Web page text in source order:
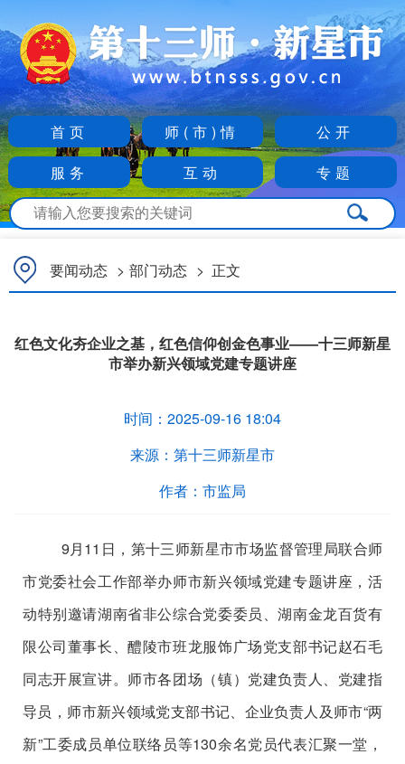
首页 师(市)情
公开
服务
互动 专题
要闻动态 > 部门动态 > 正文
红色文化夯企业之基，红色信仰创金色事业——十三师新星
市举办新兴领域党建专题讲座
时间： 2025-09-16 18:04
来源： 第十三师新星市
作者： 市监局
9月11 日，第十三师新星市市场监督管理局联合师
市党委社会工作部举办师市新兴领域党建专题讲座，活
动特别邀请湖南省非公综合党委委员、湖南金龙百货有
限公司董事长、醴陵市班龙服饰广场党支部书记赵石毛
同志开展宣讲。师市各团场（镇）党建负责人、党建指
导员，师市新兴领域党支部书记、企业负责人及师市“两
新”工委成员单位联络员等130余名党员代表汇聚一堂，